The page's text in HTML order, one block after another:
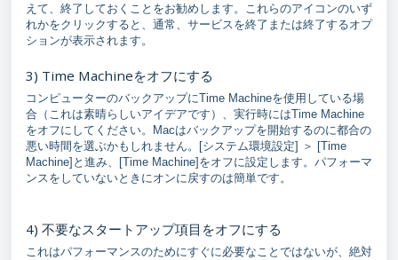
えて、終了しておくことをお勧めします。これらのアイコンのいず
れかをクリックすると、通常、サービスを終了または終了するオプ
ションが表示されます。
3) Time Machineをオフにする
コンピューターのバックアップにTime Machineを使用している場
合（これは素晴らしいアイデアです）、実行時にはTime Machine
をオフにしてください。Macはバックアップを開始するのに都合の
悪い時間を選ぶかもしれません。[システム環境設定] ＞ [Time
Machine]と進み、[Time Machine]をオフに設定します。パフォーマ
ンスをしていないときにオンに戻すのは簡単です。
4) 不要なスタートアップ項目をオフにする
これはパフォーマンスのためにすぐに必要なことではないが、絶対